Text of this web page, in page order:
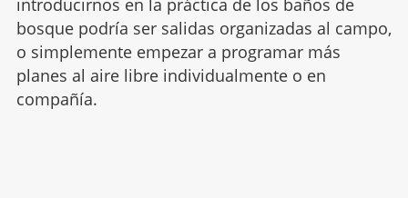
bosque podría ser salidas organizadas al campo,
o simplemente empezar a programar más
planes al aire libre individualmente o en
compañía.